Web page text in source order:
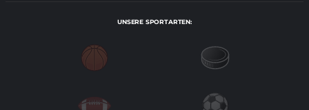
UNSERE SPORTARTEN: